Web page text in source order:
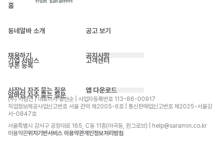
홈
동네알바 소개 공고 보기
채용하기
기업 서비스
쿠폰 등록
공지사항
고객센터
사장님 자주 묻는 질문
알바님 자주 묻는 질문
앱 다운로드
(주) 사람인 | 대표이사 황현순 | 사업자등록번호 113-86-00917
직업정보제공사업신고번호 서울 관악 제2005-6호 | 통신판매업신고번호 제2025-서울강
서-0847호
서울특별시 강서구 공항대로 165, C동 11층(마곡동, 원그로브) | help@saramin.co.kr
이용약관위치기반서비스 이용약관개인정보처리방침